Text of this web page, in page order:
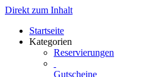
Direkt zum Inhalt
Startseite
Kategorien
Reservierungen
Gutscheine